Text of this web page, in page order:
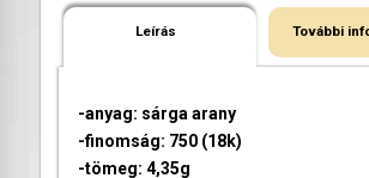
Leírás További
-anyag: sárga arany
-finomság: 750 (18k)
-tömeg: 4,35g